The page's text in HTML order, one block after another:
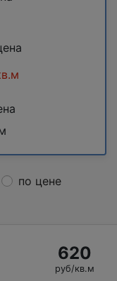
по цене
620
руб/кв.м